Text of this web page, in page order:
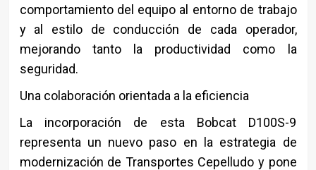
comportamiento del equipo al entorno de trabajo
y al estilo de conducción de cada operador,
mejorando tanto la productividad como la
seguridad.
Una colaboración orientada a la eficiencia
La incorporación de esta Bobcat D100S-9
representa un nuevo paso en la estrategia de
modernización de Transportes Cepelludo y pone